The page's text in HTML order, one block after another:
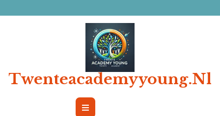
naar
Twenteacademyyoung.nl
Open